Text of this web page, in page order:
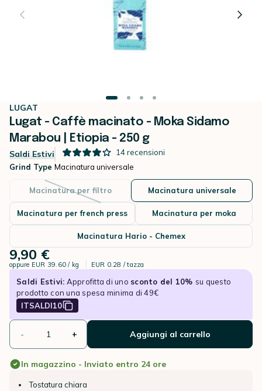
LUGAT
Lugat - Caffè macinato - Moka Sidamo
Marabou | Etiopia - 250 g
Saldi Estivi 14recensioni
Grind Type Macinatura universale
Macinatura per filtro Macinatura universale
Macinatura per french press Macinatura per moka
Macinatura Hario - Chemex
9,90 €
oppure EUR 39.60 / kg EUR 0.28 / tazza
Saldi Estivi: Approfitta di uno sconto del 10% su questo
prodotto con una spesa minima di 49€
ITSALDI10
- + Aggiungi al carrello
In magazzino - Inviato entro 24 ore
Tostatura chiara